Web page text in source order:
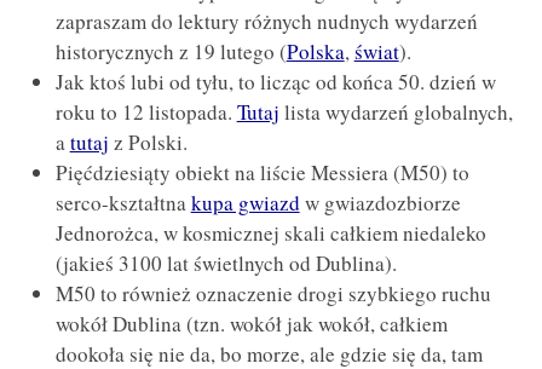
zapraszam do lektury różnych nudnych wydarzeń
historycznych z 19 lutego (Polska,świat).
Jak ktoś lubi od tyłu, to licząc od końca 50. dzień w
roku to 12 listopada. Tutaj lista wydarzeń globalnych,
atutaj z Polski.
Pięćdziesiąty obiekt na liście Messiera (M50) to
serco-kształtnakupa gwiazdw gwiazdozbiorze
Jednorożca, w kosmicznej skali całkiem niedaleko
(jakieś 3100 lat świetlnych od Dublina).
M50 to również oznaczenie drogi szybkiego ruchu
wokół Dublina (tzn. wokół jak wokół, całkiem
dookoła się nie da, bo morze, ale gdzie się da, tam